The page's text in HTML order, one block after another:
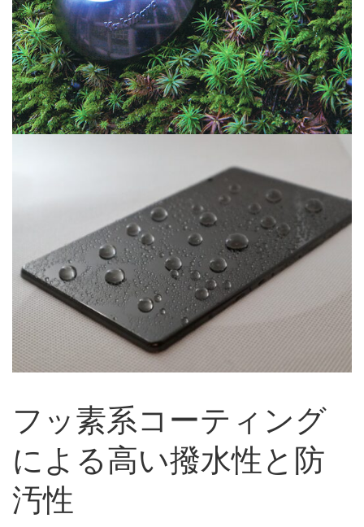
採用情報
JP
Global Site（English）
フッ素系コーティング
による高い撥水性と防
汚性